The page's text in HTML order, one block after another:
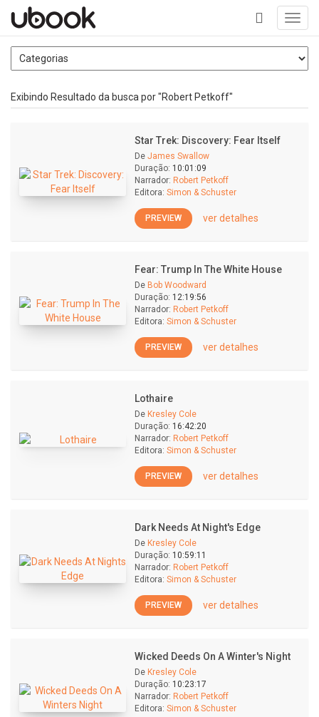
+
Exibindo Resultado da busca por "Robert Petkoff"
Star Trek: Discovery: Fear Itself
De James Swallow
Duração: 10:01:09
Narrador: Robert Petkoff
Editora: Simon & Schuster
PREVIEW ver detalhes
Fear: Trump In The White House
De Bob Woodward
Duração: 12:19:56
Narrador: Robert Petkoff
Editora: Simon & Schuster
PREVIEW ver detalhes
Lothaire
De Kresley Cole
Duração: 16:42:20
Narrador: Robert Petkoff
Editora: Simon & Schuster
PREVIEW ver detalhes
Dark Needs At Night's Edge
De Kresley Cole
Duração: 10:59:11
Narrador: Robert Petkoff
Editora: Simon & Schuster
PREVIEW ver detalhes
Wicked Deeds On A Winter's Night
De Kresley Cole
Duração: 10:23:17
Narrador: Robert Petkoff
Editora: Simon & Schuster